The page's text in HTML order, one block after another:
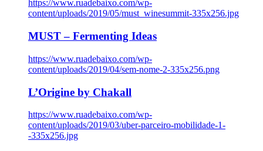
https://www.ruadebaixo.com/wp-
content/uploads/2019/05/must_winesummit-335x256.jpg
MUST – Fermenting Ideas
https://www.ruadebaixo.com/wp-
content/uploads/2019/04/sem-nome-2-335x256.png
L’Origine by Chakall
https://www.ruadebaixo.com/wp-
content/uploads/2019/03/uber-parceiro-mobilidade-1-
-335x256.jpg